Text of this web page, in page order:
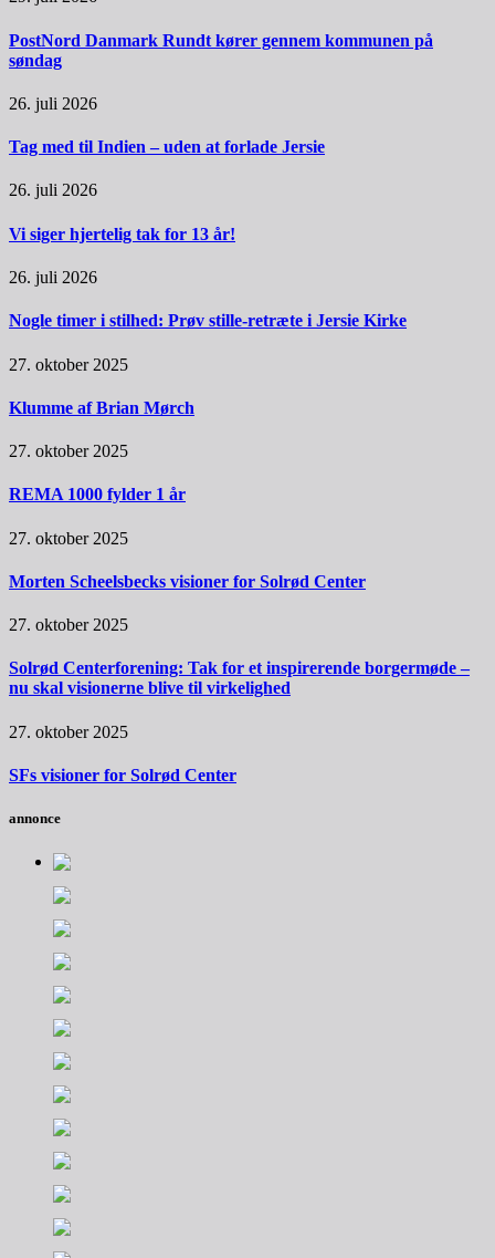
PostNord Danmark Rundt kører gennem kommunen på
søndag
26. juli 2026
Tag med til Indien – uden at forlade Jersie
26. juli 2026
Vi siger hjertelig tak for 13 år!
26. juli 2026
Nogle timer i stilhed: Prøv stille-retræte i Jersie Kirke
27. oktober 2025
Klumme af Brian Mørch
27. oktober 2025
REMA 1000 fylder 1 år
27. oktober 2025
Morten Scheelsbecks visioner for Solrød Center
27. oktober 2025
Solrød Centerforening: Tak for et inspirerende borgermøde –
nu skal visionerne blive til virkelighed
27. oktober 2025
SFs visioner for Solrød Center
annonce